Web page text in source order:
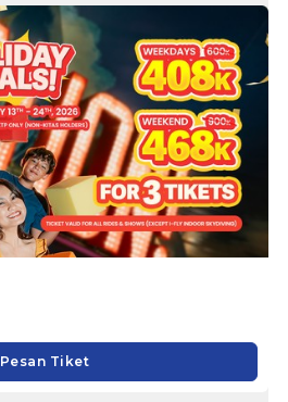
Pesan Tiket